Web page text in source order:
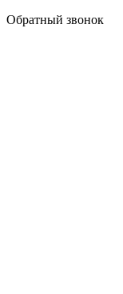
Обратный звонок